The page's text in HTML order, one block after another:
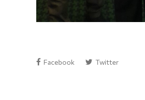
Facebook Twitter